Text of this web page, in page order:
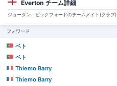
Everton チーム詳細
ジョーダン・ピックフォードのチームメイト(クラブ)
フォワード
ベト
ベト
Thiemo Barry
Thiemo Barry